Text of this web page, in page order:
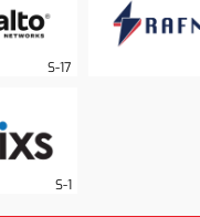
S-17
S-1